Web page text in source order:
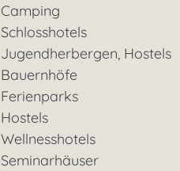
Camping
Schlosshotels
Jugendherbergen, Hostels
Bauernhöfe
Ferienparks
Hostels
Wellnesshotels
Seminarhäuser